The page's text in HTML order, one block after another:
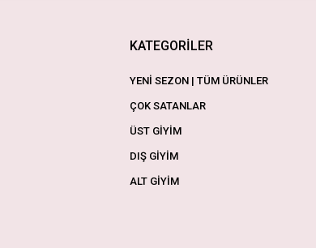
KATEGORİLER
YENİ SEZON | TÜM ÜRÜNLER
ÇOK SATANLAR
ÜST GİYİM
DIŞ GİYİM
ALT GİYİM